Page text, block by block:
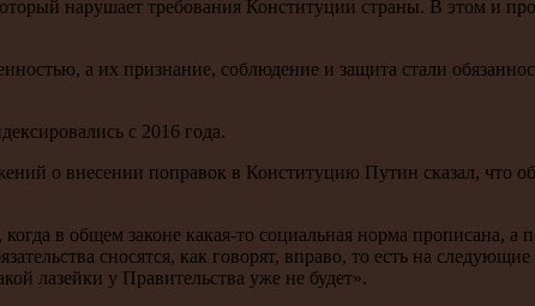
нарушает требования Конституции страны. В этом и
а их признание, соблюдение и защита стали
с 2016 года.
о внесении поправок в Конституцию Путин сказал, что
в общем законе какая-то социальная норма прописана, а
сносятся, как говорят, вправо, то есть на
лазейки у Правительства уже не будет».